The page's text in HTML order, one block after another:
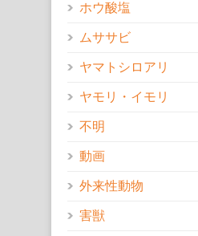
ホウ酸塩
ムササビ
ヤマトシロアリ
ヤモリ・イモリ
不明
動画
外来性動物
害獣